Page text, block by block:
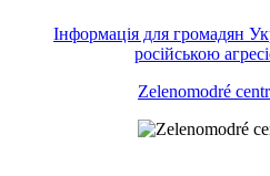
Інформація для громадян
російською
Zelenomodré